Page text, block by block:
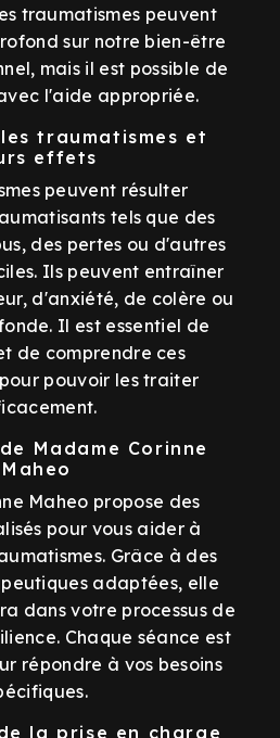
traumatismes peuvent
sur notre bien-être
mais il est possible de
l'aide appropriée.
traumatismes et
effets
peuvent résulter
tels que des
des pertes ou d'autres
Ils peuvent entraîner
d'anxiété, de colère ou
Il est essentiel de
de comprendre ces
pouvoir les traiter
Madame Corinne
Maheo
Maheo propose des
pour vous aider à
Grâce à des
adaptées, elle
dans votre processus de
Chaque séance est
répondre à vos besoins
la prise en charge